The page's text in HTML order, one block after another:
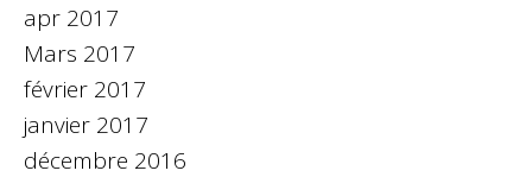
apr 2017
Mars 2017
février 2017
janvier 2017
décembre 2016